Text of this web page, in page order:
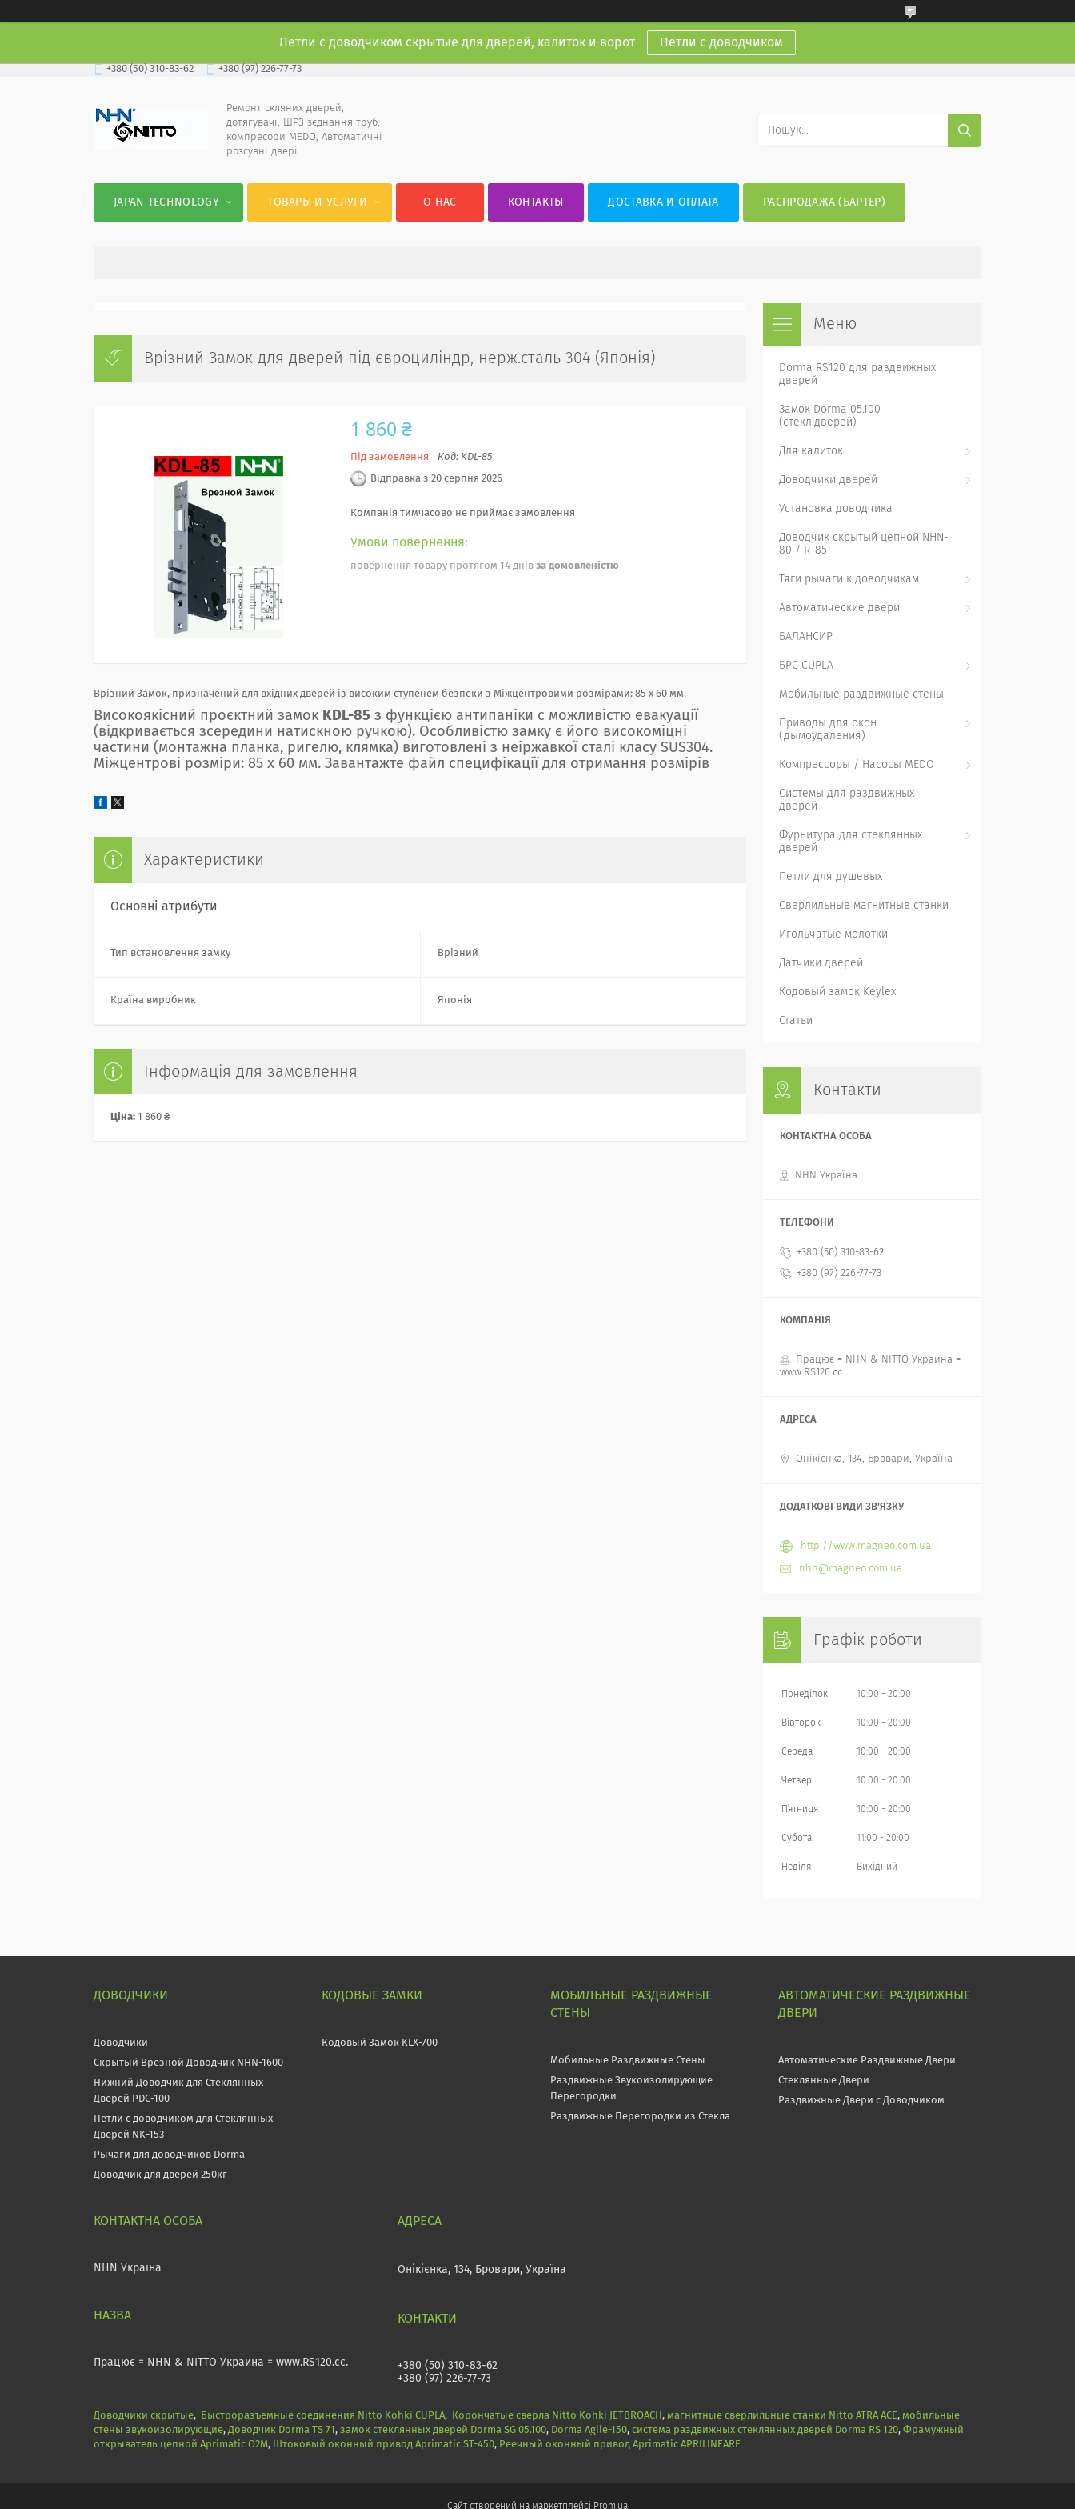
Петли с доводчиком скрытые для дверей, калиток и ворот Петли с доводчиком
+380 (50) 310-83-62 +380 (97) 226-77-73
Ремонт скляних дверей,
дотягувачі, ШРЗ зєднання труб,
компресори MEDO, Автоматичні
розсувні двері
JAPAN TECHNOLOGY ТОВАРЫ И УСЛУГИ О НАС КОНТАКТЫ ДОСТАВКА И ОПЛАТА РАСПРОДАЖА (БАРТЕР)
Врізний Замок для дверей під євроциліндр, нерж.сталь 304 (Японія)
1 860 ₴
Під замовлення Код: KDL-85
Відправка з 20 серпня 2026
Компанія тимчасово не приймає замовлення
повернення товару протягом 14 днів за домовленістю
Врізний Замок, призначений для вхідних дверей із високим ступенем безпеки з Міжцентровими розмірами: 85 х 60 мм.
Високоякісний проєктний замок KDL-85 з функцією антипаніки c можливістю евакуації
(відкривається зсередини натискною ручкою). Особливістю замку є його високоміцні
частини (монтажна планка, ригелю, клямка) виготовлені з неіржавкої сталі класу SUS304.
Міжцентрові розміри: 85 х 60 мм. Завантажте файл специфікації для отримання розмірів
Характеристики
Основні атрибути
Тип встановлення замку Врізний
Країна виробник Японія
Інформація для замовлення
Ціна: 1 860 ₴
Dorma RS120 для раздвижных
дверей
Замок Dorma 05.100
(стекл.дверей)
Для калиток
Доводчики дверей
Установка доводчика
Доводчик скрытый цепной NHN-
80 / R-85
Тяги рычаги к доводчикам
Автоматические двери
БАЛАНСИР
БРС CUPLA
Мобильные раздвижные стены
Приводы для окон
(дымоудаления)
Компрессоры / Насосы MEDO
Системы для раздвижных
дверей
Фурнитура для стеклянных
дверей
Петли для душевых
Сверлильные магнитные станки
Игольчатые молотки
Датчики дверей
Кодовый замок Keylex
Статьи
Контакти
NHN Україна
+380 (50) 310-83-62
+380 (97) 226-77-73
Працює = NHN & NITTO Украина =
www.RS120.cc.
Онікієнка, 134, Бровари, Україна
http://www.magneo.com.ua
nhn@magneo.com.ua
Графік роботи
Понеділок 10:00 20:00
Вівторок 10:00 20:00
Середа 10:00 20:00
Четвер 10:00 20:00
Пʼятниця 10:00 20:00
Субота 11:00 20:00
Неділя Вихідний
ДОВОДЧИКИ
Доводчики
Скрытый Врезной Доводчик NHN-1600
Нижний Доводчик для Стеклянных
Дверей PDC-100
Петли с доводчиком для Стеклянных
Дверей NK-153
Рычаги для доводчиков Dorma
Доводчик для дверей 250кг
КОДОВЫЕ ЗАМКИ
Кодовый Замок KLX-700
МОБИЛЬНЫЕ РАЗДВИЖНЫЕ
СТЕНЫ
Мобильные Раздвижные Стены
Раздвижные Звукоизолирующие
Перегородки
Раздвижные Перегородки из Стекла
АВТОМАТИЧЕСКИЕ РАЗДВИЖНЫЕ
ДВЕРИ
Автоматические Раздвижные Двери
Стеклянные Двери
Раздвижные Двери с Доводчиком
NHN Україна
Працює = NHN & NITTO Украина = www.RS120.cc.
Онікієнка, 134, Бровари, Україна
+380 (50) 310-83-62
+380 (97) 226-77-73
Доводчики скрытые, Быстроразъемные соединения Nitto Kohki CUPLA, Корончатые сверла Nitto Kohki JETBROACH, магнитные сверлильные станки Nitto ATRA ACE, мобильные
стены звукоизолирующие, Доводчик Dorma TS 71 , замок стеклянных дверей Dorma SG 05.100, Dorma Agile-150, система раздвижных стеклянных дверей Dorma RS 120, Фрамужный
открыватель цепной Aprimatic O2M, Штоковый оконный привод Aprimatic ST-450, Реечный оконный привод Aprimatic APRILINEARE
Сайт створений на маркетплейсі Prom.ua